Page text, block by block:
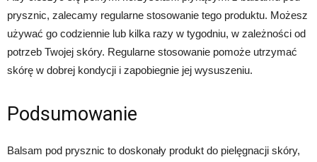
prysznic, zalecamy regularne stosowanie tego produktu. Możesz
używać go codziennie lub kilka razy w tygodniu, w zależności od
potrzeb Twojej skóry. Regularne stosowanie pomoże utrzymać
skórę w dobrej kondycji i zapobiegnie jej wysuszeniu.
Podsumowanie
Balsam pod prysznic to doskonały produkt do pielęgnacji skóry,